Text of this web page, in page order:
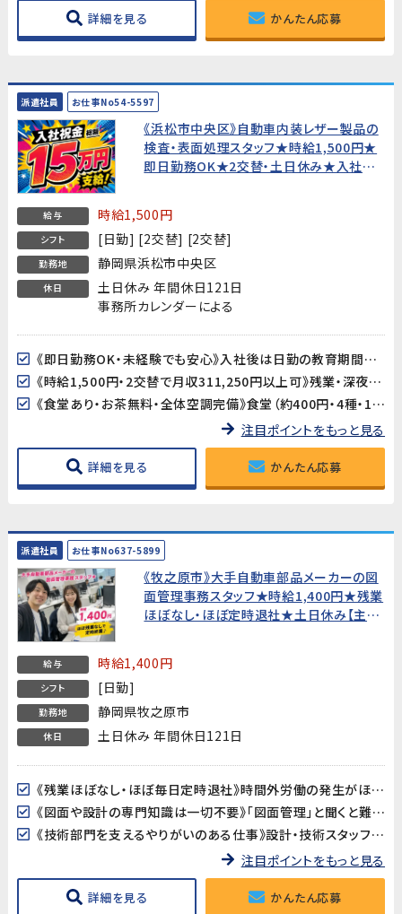
詳細を見る かんたん応募
派遣社員 お仕事No54-5597
《浜松市中央区》自動車内装レザー製品の
検査・表面処理スタッフ★時給1,500円★
即日勤務OK★2交替・土日休み★入社祝
給与 時給1,500円
シフト [日勤] [2交替] [2交替]
勤務地 静岡県浜松市中央区
休日
土日休み 年間休日121日
事務所カレンダーによる
《即日勤務OK・未経験でも安心》入社後は日勤の教育期間からスタートするので、2交替勤務が初めての方でも安心してスタートできます。工場未経験の方も大歓迎です。
《時給1,500円・2交替で月収311,250円以上可》残業・深夜手当が加算され、月収311,250円以上を目指せます（所定21.25日・残業25h・深夜25hの場合）。
《食堂あり・お茶無料・全体空調完備》食堂（約400円・4種・11:30〜13:30）が利用できます。お茶も無料。空調完備の環境ですが、作業場によっては暑さを感じる場合があります。
注目ポイントをもっと見る
詳細を見る かんたん応募
派遣社員 お仕事No637-5899
《牧之原市》大手自動車部品メーカーの図
面管理事務スタッフ★時給1,400円★残業
ほぼなし・ほぼ定時退社★土日休み【主婦
給与 時給1,400円
シフト [日勤]
勤務地 静岡県牧之原市
休日 土日休み 年間休日121日
《残業ほぼなし・ほぼ毎日定時退社》時間外労働の発生がほとんどない職場です。GW・夏季・年末年始の大型連休もしっかりあり、プライベートや家庭との両立を重視したい方に最適です。
《図面や設計の専門知識は一切不要》「図面管理」と聞くと難しそうに感じるかもしれませんが、専門知識や経験は不要です。Excelの基本操作とメール対応ができれば、未経験からスタートできます。
《技術部門を支えるやりがいのある仕事》設計・技術スタッフのサポート役として、図面の管理や資料作成を担当。ものづくりの現場を縁の下で支える充実感が得られるポジションです。
注目ポイントをもっと見る
詳細を見る かんたん応募